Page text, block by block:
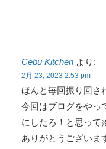
Cebu Kitchen より:
2月 23, 2023 2:53 pm
ほんと毎回振り回さ
今回はブログをやっ
にしたろ！と思って
ありがとうございま